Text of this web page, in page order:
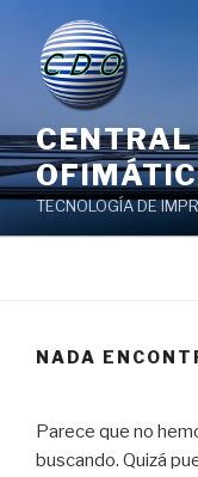
contenido
TECNOLOGÍA DE
NADA
Parece que no
buscando. Quizá